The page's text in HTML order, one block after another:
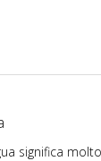
significa